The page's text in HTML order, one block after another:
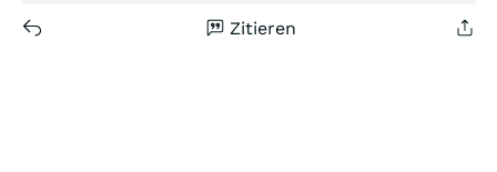
Zitieren